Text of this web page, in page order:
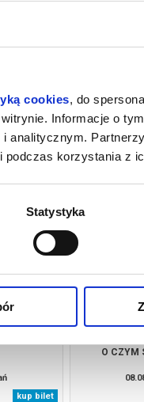
cookies, do
Informacje o
analitycznym.
korzystania z
Statystyka
kup bilet
O CZYM